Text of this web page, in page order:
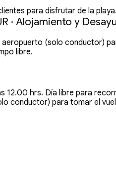
para disfrutar de la
· Alojamiento y
aeropuerto (solo conductor)
libre.
12.00 hrs. Día libre para
conductor) para tomar el